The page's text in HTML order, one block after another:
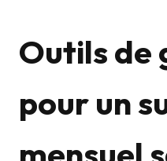
Outils de
pour un